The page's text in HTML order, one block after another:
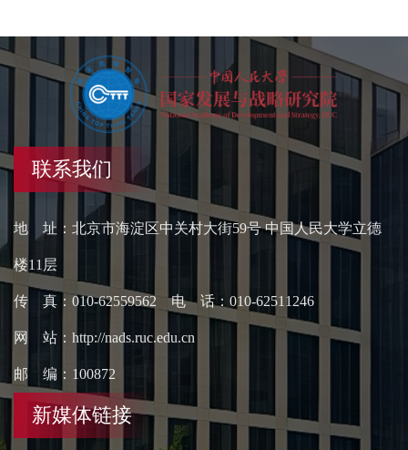
联系我们
地 址：北京市海淀区中关村大街59号 中国人民大学立德
楼11层
传 真：010-62559562 电 话：010-62511246
网 站：http://nads.ruc.edu.cn
邮 编：100872
新媒体链接